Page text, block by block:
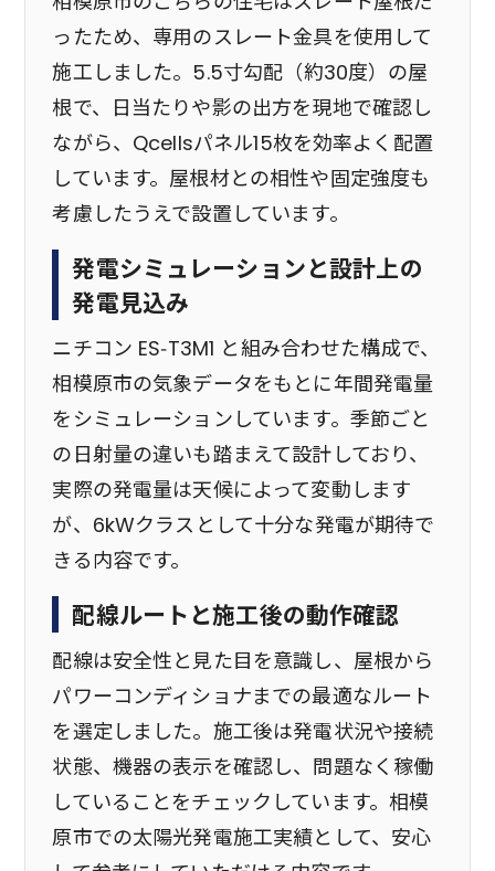
ったため、専用のスレート金具を使用して
施工しました。5.5寸勾配（約30度）の屋
根で、日当たりや影の出方を現地で確認し
ながら、Qcellsパネル15枚を効率よく配置
しています。屋根材との相性や固定強度も
考慮したうえで設置しています。
発電シミュレーションと設計上の
発電見込み
ニチコン ES‑T3M1 と組み合わせた構成で、
相模原市の気象データをもとに年間発電量
をシミュレーションしています。季節ごと
の日射量の違いも踏まえて設計しており、
実際の発電量は天候によって変動します
が、6kWクラスとして十分な発電が期待で
きる内容です。
配線ルートと施工後の動作確認
配線は安全性と見た目を意識し、屋根から
パワーコンディショナまでの最適なルート
を選定しました。施工後は発電状況や接続
状態、機器の表示を確認し、問題なく稼働
していることをチェックしています。相模
原市での太陽光発電施工実績として、安心